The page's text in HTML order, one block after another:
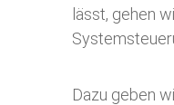
lässt, gehen
Dazu geben